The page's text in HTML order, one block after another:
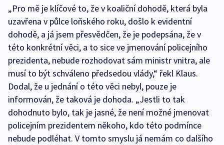
„Pro mě je klíčové to, že v koaliční dohodě, která byla
uzavřena v půlce loňského roku, došlo k evidentní
dohodě, a já jsem přesvědčen, že je podepsána, že v
této konkrétní věci, a to sice ve jmenování policejního
prezidenta, nebude rozhodovat sám ministr vnitra, ale
musí to být schváleno předsedou vlády,“ řekl Klaus.
Dodal, že u jednání o této věci nebyl, pouze je
informován, že taková je dohoda. „Jestli to tak
dohodnuto bylo, tak je jasné, že není možné jmenovat
policejním prezidentem někoho, kdo této podmínce
nebude podléhat. V tomto smyslu já nemám co dalšího